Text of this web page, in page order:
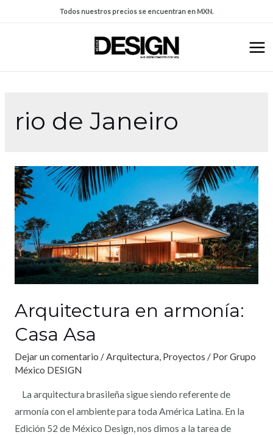
Todos nuestros precios se encuentran en MXN.
rio de Janeiro
Arquitectura en armonía:
Casa Asa
Dejar un comentario /Arquitectura, Proyectos / PorGrupo
México DESIGN
La arquitectura brasileña sigue siendo referente de
armonía con el ambiente para toda América Latina. En la
Edición 52 de México Design, nos dimos a la tarea de